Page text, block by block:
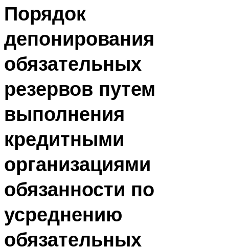
Порядок
депонирования
обязательных
резервов путем
выполнения
кредитными
организациями
обязанности по
усреднению
обязательных